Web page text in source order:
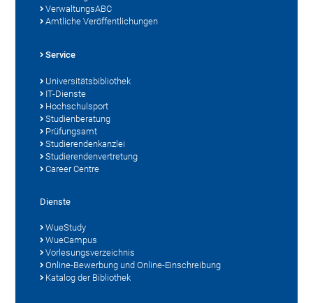
VerwaltungsABC
Amtliche Veröffentlichungen
Service
Universitätsbibliothek
IT-Dienste
Hochschulsport
Studienberatung
Prüfungsamt
Studierendenkanzlei
Studierendenvertretung
Career Centre
Dienste
WueStudy
WueCampus
Vorlesungsverzeichnis
Online-Bewerbung und Online-Einschreibung
Katalog der Bibliothek